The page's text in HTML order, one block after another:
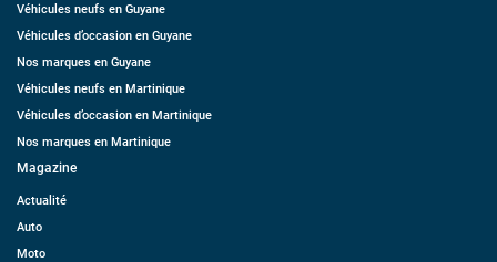
Véhicules neufs en Guyane
Véhicules d’occasion en Guyane
Nos marques en Guyane
Véhicules neufs en Martinique
Véhicules d’occasion en Martinique
Nos marques en Martinique
Magazine
Actualité
Auto
Moto